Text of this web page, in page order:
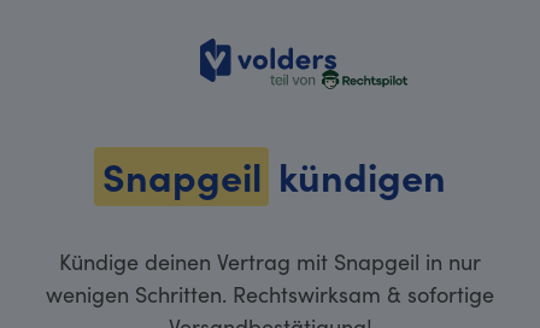
volders
Snapgeil kündigen
Kündige deinen Vertrag mit Snapgeil in nur
wenigen Schritten. Rechtswirksam & sofortige